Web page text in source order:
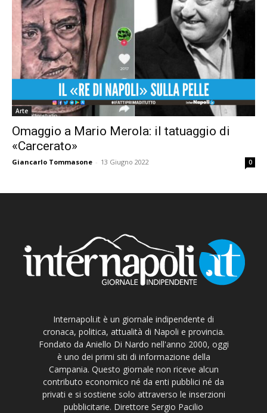
Arte
Omaggio a Mario Merola: il tatuaggio di
«Carcerato»
Giancarlo Tommasone - 13 Giugno 2022 0
Internapoli.it è un giornale indipendente di
cronaca, politica, attualità di Napoli e provincia.
Fondato da Aniello Di Nardo nell'anno 2000, oggi
è uno dei primi siti di informazione della
Campania. Questo giornale non riceve alcun
contributo economico né da enti pubblici né da
privati e si sostiene solo attraverso le inserzioni
pubblicitarie. Direttore Sergio Pacilio